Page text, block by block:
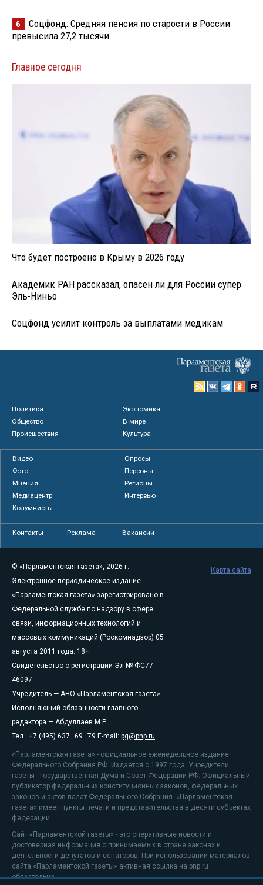
6
Соцфонд: Средняя пенсия по старости в России
превысила 27,2 тысячи
Главное сегодня
Что будет построено в Крыму в 2026 году
Академик РАН рассказал, опасен ли для России супер
Эль-Ниньо
Соцфонд усилит контроль за выплатами медикам
Политика
Экономика
Общество
В мире
Происшествия
Культура
Видео
Опросы
Фото
Персоны
Мнения
Регионы
Медиацентр
Интервью
Колумнисты
Контакты Реклама Вакансии
© «Парламентская газета», 2026 г.
Электронное периодическое издание
«Парламентская газета» зарегистрировано в
Федеральной службе по надзору в сфере
связи, информационных технологий и
массовых коммуникаций (Роскомнадзор) 05
августа 2011 года. 18+
Свидетельство о регистрации Эл № ФС77-
46097
Учредитель — АНО «Парламентская газета»
Исполняющий обязанности главного
редактора — Абдуллаев М.Р.
Тел.: +7 (495) 637–69–79 E-mail: pg@pnp.ru
«Парламентская газета» - официальное еженедельное издание
Федерального Собрания РФ. Издается с 1997 года. Учредители
газеты - Государственная Дума и Совет Федерации РФ. Официальный
публикатор федеральных конституционных законов, федеральных
законов и актов палат Федерального Собрания. «Парламентская
газета» имеет пункты печати и представительства в десяти субъектах
федерации.
Сайт «Парламентской газеты» - это оперативные новости и
достоверная информация о принимаемых в стране законах и
деятельности депутатов и сенаторов. При использовании материалов
сайта «Парламентской газеты» активная ссылка на pnp.ru
обязательна.
Карта сайта